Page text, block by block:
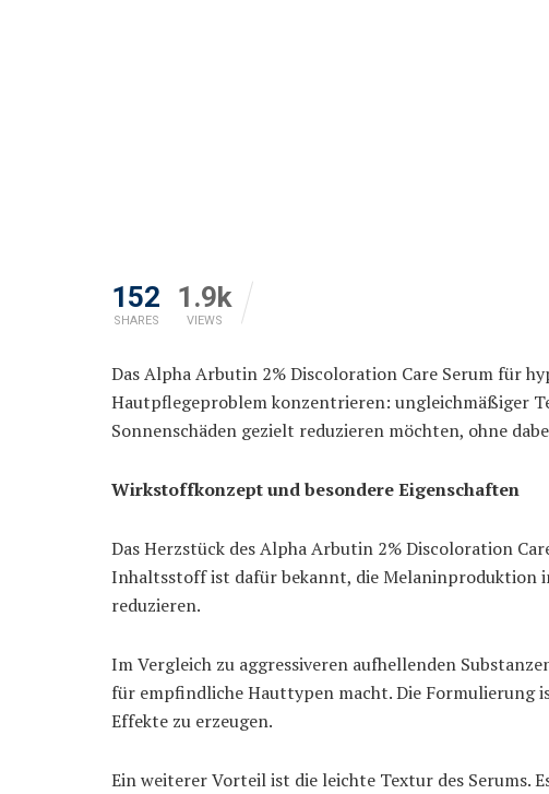
152
SHARES
1.9k
VIEWS
Das Alpha Arbutin 2% Discoloration Care Serum für
Hautpflegeproblem konzentrieren: ungleichmäßiger
Sonnenschäden gezielt reduzieren möchten, ohne
Wirkstoffkonzept und besondere Eigenschaften
Das Herzstück des Alpha Arbutin 2% Discoloration
Inhaltsstoff ist dafür bekannt, die Melaninproduktion
reduzieren.
Im Vergleich zu aggressiveren aufhellenden
für empfindliche Hauttypen macht. Die Formulierung
Effekte zu erzeugen.
Ein weiterer Vorteil ist die leichte Textur des Serums.